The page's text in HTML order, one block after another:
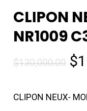
CLIPON
NR1009
$130,000.00 El
$
CLIPON NEUX-